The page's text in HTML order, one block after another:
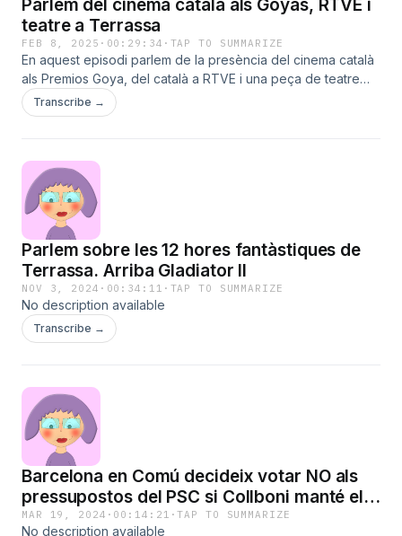
Parlem del cinema català als Goyas, RTVE i
teatre a Terrassa
FEB 8, 2025 · 00:29:34 · TAP TO SUMMARIZE
En aquest episodi parlem de la presència del cinema català
als Premios Goya, del català a RTVE i una peça de teatre
musical, 'Suéltalo ya, c...', a la Sala d'Actes de les Arts i
Joventuts musicals de Terrassa.Laura Clemente La Clem
musical
Transcribe →
Parlem sobre les 12 hores fantàstiques de
Terrassa. Arriba Gladiator II
NOV 3, 2024 · 00:34:11 · TAP TO SUMMARIZE
No description available
Transcribe →
Barcelona en Comú decideix votar NO als
pressupostos del PSC si Collboni manté el
bloqueig a formar un govern majoritari
MAR 19, 2024 · 00:14:21 ·TAP TO SUMMARIZE
No description available